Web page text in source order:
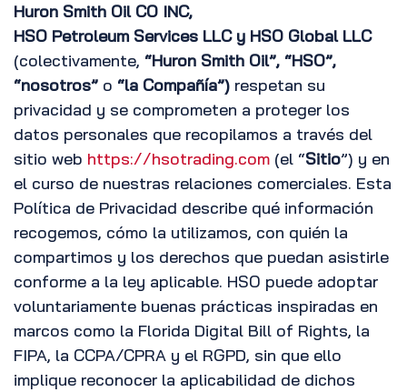
Huron Smith Oil CO INC,
HSO Petroleum Services LLC y HSO Global LLC
(colectivamente, “Huron Smith Oil”, “HSO”,
“nosotros” o “la Compañía”) respetan su
privacidad y se comprometen a proteger los
datos personales que recopilamos a través del
sitio web https://hsotrading.com (el “Sitio”) y en
el curso de nuestras relaciones comerciales. Esta
Política de Privacidad describe qué información
recogemos, cómo la utilizamos, con quién la
compartimos y los derechos que puedan asistirle
conforme a la ley aplicable. HSO puede adoptar
voluntariamente buenas prácticas inspiradas en
marcos como la Florida Digital Bill of Rights, la
FIPA, la CCPA/CPRA y el RGPD, sin que ello
implique reconocer la aplicabilidad de dichos